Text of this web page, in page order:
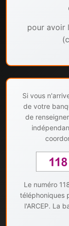
pour avoir
Si vous
de votre
de
Le numéro
téléphoniques
l'ARCEP. La